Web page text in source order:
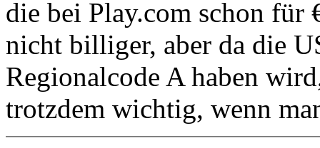
die bei Play.com schon
nicht billiger, aber da die
Regionalcode A haben
trotzdem wichtig, wenn